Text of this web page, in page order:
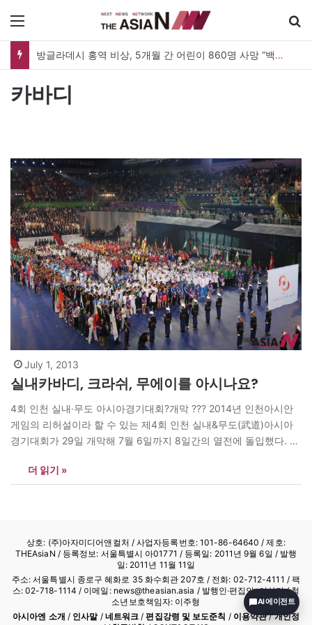
방글라데시 홍역 비상, 5개월 간 어린이 860명 사망 “백신 조달 시스템 변경이 화근”
카바디
July 1, 2013
실내카바디, 크라쉬, 무에이를 아시나요?
4회 인천 실내·무도 아시아경기대회?개막 ??? 2014년 인천아시안
게임의 리허설이라 할 수 있는 제4회 인천 실내&무도(武道)아시아
경기대회가 29일 개막해 7월 6일까지 8일간의 열전에 돌입했다. 아
당구, 볼링, 체스, 바둑, e스포츠, 댄스스포츠, 풋살, 실내카바디, 킥
복싱, 무에이, 크라쉬, 25m 쇼트코스 수영 등 12개 종목에서 100개
더 읽기 »
상호: (주)아자미디어앤컬처 /사업자등록번호: 101-86-64640 / 제호:
THEAsiaN / 등록정보: 서울특별시 아01771 / 등록일: 2011년 9월 6일 / 발행
일: 2011년 11월 11일
주소: 서울특별시 종로구 혜화로 35 화수회관 207호 / 전화: 02-712-4111 / 팩
스: 02-718-1114 / 이메일: news@theasian.asia / 발행인·편집인: 이상기 / 청
소년보호책임자: 이주형
아시아엔 소개 / 인사말/ 네트워크 /편집강령 및 보도준칙 / 이용약관/개인정
AI 에이전트